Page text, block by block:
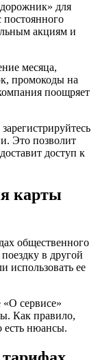
для
постоянного
акциям и
месяца,
промокоды на
поощряет
Это позволит
доступ к
карты
общественного
в другой
использовать ее
«О сервисе»
Как правило,
есть нюансы.